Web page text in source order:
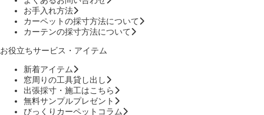
お手入れ方法
カーペットの採寸方法について
カーテンの採寸方法について
お役立ちサービス・アイテム
新着アイテム
窓周りの工具貸し出し
出張採寸・施工はこちら
無料サンプルプレゼント
びっくりカーペットコラム